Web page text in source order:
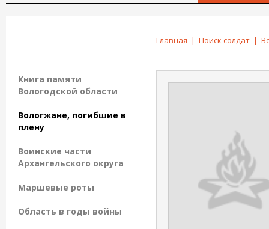
Главная | Поиск солдат |
Книга памяти
Вологодской области
Вологжане, погибшие в
плену
Воинские части
Архангельского округа
Маршевые роты
Область в годы войны